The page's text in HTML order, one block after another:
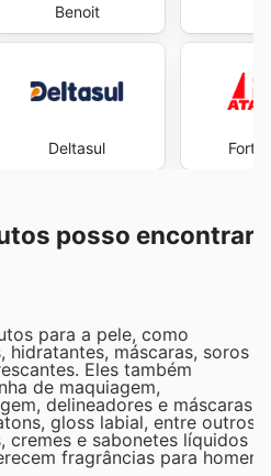
Benoit
Deltasul Fort
posso encontrar
para a pele, como
máscaras, soros e
Eles também
de maquiagem,
delineadores e máscaras,
gloss labial, entre outros.
e sabonetes líquidos e
fragrâncias para homens